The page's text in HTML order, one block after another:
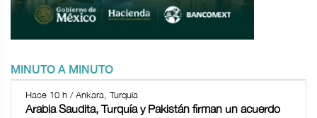
MINUTO A MINUTO
Hace 10 h / Ankara, Turquía
Arabia Saudita, Turquía y Pakistán firman un acuerdo